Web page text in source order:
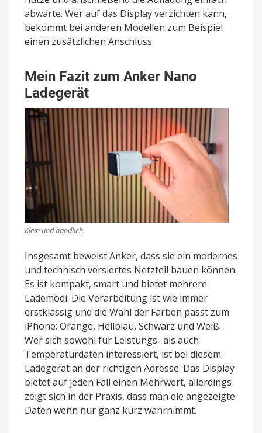
abwarte. Wer auf das Display verzichten kann,
bekommt bei anderen Modellen zum Beispiel
einen zusätzlichen Anschluss.
Mein Fazit zum Anker Nano
Ladegerät
Klein und handlich.
Insgesamt beweist Anker, dass sie ein modernes
und technisch versiertes Netzteil bauen können.
Es ist kompakt, smart und bietet mehrere
Lademodi. Die Verarbeitung ist wie immer
erstklassig und die Wahl der Farben passt zum
iPhone: Orange, Hellblau, Schwarz und Weiß.
Wer sich sowohl für Leistungs- als auch
Temperaturdaten interessiert, ist bei diesem
Ladegerät an der richtigen Adresse. Das Display
bietet auf jeden Fall einen Mehrwert, allerdings
zeigt sich in der Praxis, dass man die angezeigte
Daten wenn nur ganz kurz wahrnimmt.